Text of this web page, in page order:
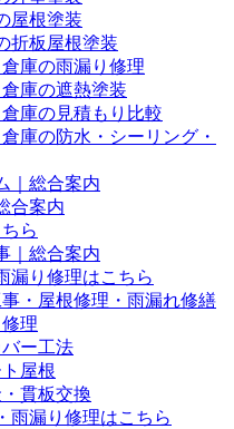
屋根塗装
折板屋根塗装
庫の雨漏り修理
庫の遮熱塗装
庫の見積もり比較
庫の防水・シーリング・
｜総合案内
合案内
ら
｜総合案内
漏り修理はこちら
・屋根修理・雨漏れ修繕
理
ー工法
屋根
貫板交換
雨漏り修理はこちら